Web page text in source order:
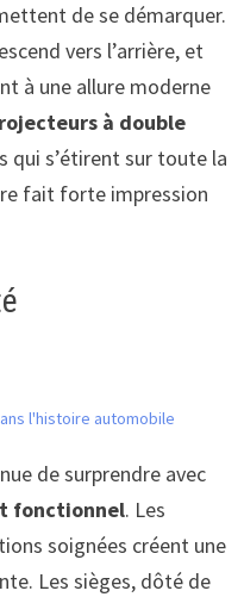
de se démarquer.
vers l’arrière, et
à une allure moderne
à double
qui s’étirent sur toute la
fait forte impression
l'histoire automobile
de surprendre avec
fonctionnel. Les
soignées créent une
Les sièges, dôté de